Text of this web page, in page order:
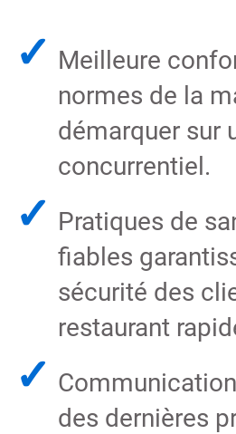
✓ Meilleure
normes de la
démarquer sur
concurrentiel.​​​​​​​
✓ Pratiques de
fiables
sécurité des
restaurant
✓
des dernières